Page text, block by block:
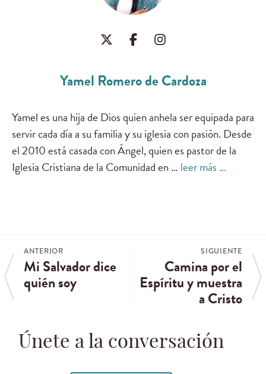
Yamel Romero de Cardoza
Yamel es una hija de Dios quien anhela ser equipada para
servir cada día a su familia y su iglesia con pasión. Desde
el 2010 está casada con Ángel, quien es pastor de la
Iglesia Cristiana de la Comunidad en … leer más …
ANTERIOR
Mi Salvador dice
quién soy
SIGUIENTE
Camina por el
Espíritu y muestra
a Cristo
Únete a la conversación